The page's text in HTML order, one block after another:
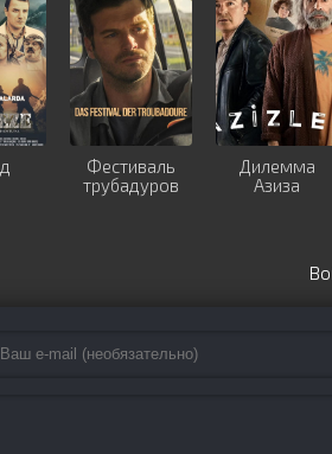
Фестиваль
трубадуров
Дилемма
Азиза